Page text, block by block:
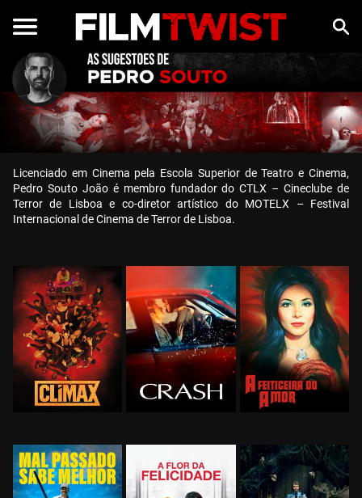
Licenciado em Cinema pela Escola Superior de Teatro e Cinema,
Pedro Souto João é membro fundador do CTLX – Cineclube de
Terror de Lisboa e co-diretor artístico do MOTELX – Festival
Internacional de Cinema de Terror de Lisboa.